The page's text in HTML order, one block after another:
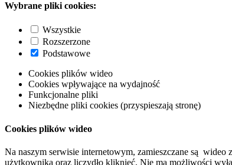
Wybrane pliki cookies:
Wszystkie
Rozszerzone
Podstawowe
Cookies plików wideo
Cookies wpływające na wydajność
Funkcjonalne pliki
Niezbędne pliki cookies (przyspieszają stronę)
Cookies plików wideo
Na naszym serwisie internetowym, zamieszczane są
użytkownika oraz liczydło kliknięć. Nie ma możliwości